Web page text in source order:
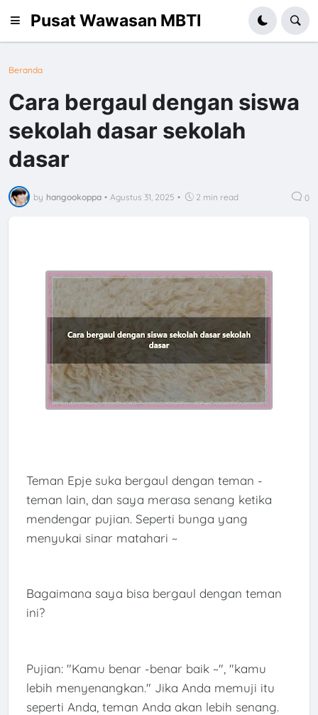
Pusat Wawasan MBTI
Beranda
Cara bergaul dengan siswa
sekolah dasar sekolah
dasar
by hangookoppa • Agustus 31, 2025 • 2 min read 0
Teman Epje suka bergaul dengan teman -
teman lain, dan saya merasa senang ketika
mendengar pujian. Seperti bunga yang
menyukai sinar matahari ~
Bagaimana saya bisa bergaul dengan teman
ini?
Pujian: "Kamu benar -benar baik ~", "kamu
lebih menyenangkan." Jika Anda memuji itu
seperti Anda, teman Anda akan lebih senang.